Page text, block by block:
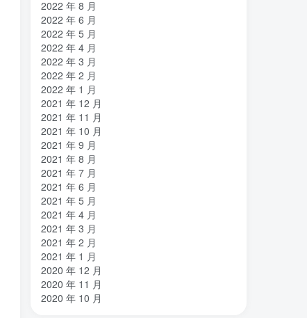
2022 年 8 月
2022 年 6 月
2022 年 5 月
2022 年 4 月
2022 年 3 月
2022 年 2 月
2022 年 1 月
2021 年 12 月
2021 年 11 月
2021 年 10 月
2021 年 9 月
2021 年 8 月
2021 年 7 月
2021 年 6 月
2021 年 5 月
2021 年 4 月
2021 年 3 月
2021 年 2 月
2021 年 1 月
2020 年 12 月
2020 年 11 月
2020 年 10 月